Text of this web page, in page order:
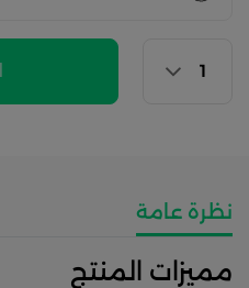
نظرة عامة
مميزات المنتج